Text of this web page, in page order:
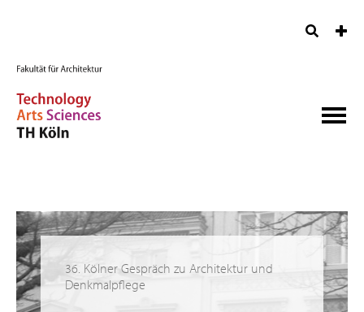
36. Kölner Gespräch zu Architektur und
Denkmalpflege